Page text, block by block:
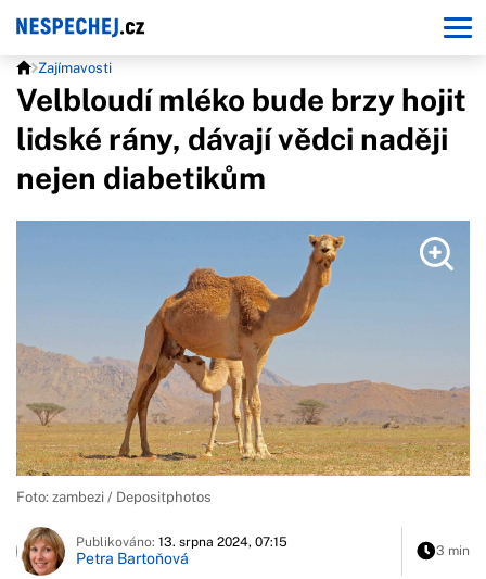
Zajímavosti
Velbloudí mléko bude brzy hojit
lidské rány, dávají vědci naději
nejen diabetikům
Foto: zambezi / Depositphotos
Publikováno: 13. srpna 2024, 07:15
Petra Bartoňová 3 min